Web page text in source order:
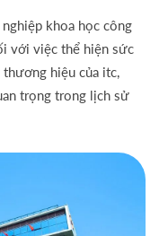
khoa học công
với việc thể hiện sức
thương hiệu của itc,
trọng trong lịch sử